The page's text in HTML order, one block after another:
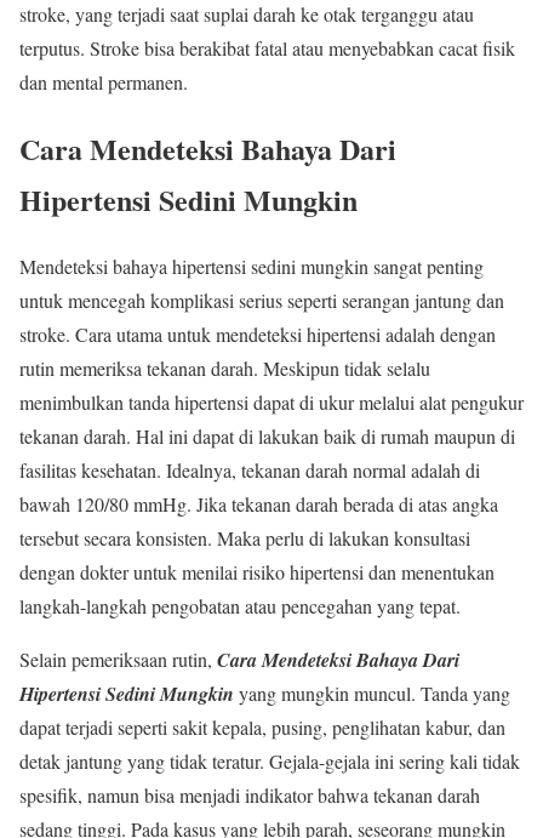
stroke, yang terjadi saat suplai darah ke otak terganggu atau
terputus. Stroke bisa berakibat fatal atau menyebabkan cacat fisik
dan mental permanen.
Cara Mendeteksi Bahaya Dari
Hipertensi Sedini Mungkin
Mendeteksi bahaya hipertensi sedini mungkin sangat penting
untuk mencegah komplikasi serius seperti serangan jantung dan
stroke. Cara utama untuk mendeteksi hipertensi adalah dengan
rutin memeriksa tekanan darah. Meskipun tidak selalu
menimbulkan tanda hipertensi dapat di ukur melalui alat pengukur
tekanan darah. Hal ini dapat di lakukan baik di rumah maupun di
fasilitas kesehatan. Idealnya, tekanan darah normal adalah di
bawah 120/80 mmHg. Jika tekanan darah berada di atas angka
tersebut secara konsisten. Maka perlu di lakukan konsultasi
dengan dokter untuk menilai risiko hipertensi dan menentukan
langkah-langkah pengobatan atau pencegahan yang tepat.
Selain pemeriksaan rutin, Cara Mendeteksi Bahaya Dari
Hipertensi Sedini Mungkin yang mungkin muncul. Tanda yang
dapat terjadi seperti sakit kepala, pusing, penglihatan kabur, dan
detak jantung yang tidak teratur. Gejala-gejala ini sering kali tidak
spesifik, namun bisa menjadi indikator bahwa tekanan darah
sedang tinggi. Pada kasus yang lebih parah, seseorang mungkin